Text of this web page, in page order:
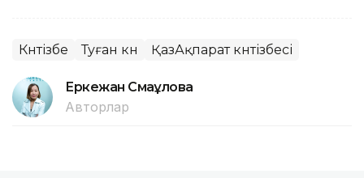
Күнтізбе Туған күн ҚазАқпарат күнтізбесі
Еркежан Смағұлова
Авторлар